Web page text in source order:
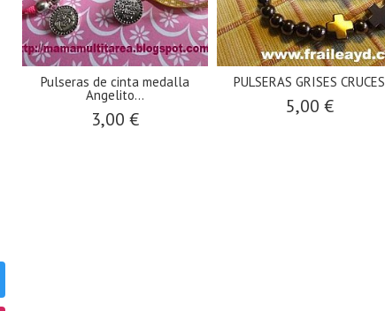
Pulseras de cinta medalla
Angelito...
3,00 €
PULSERAS GRISES CRUCES
5,00 €